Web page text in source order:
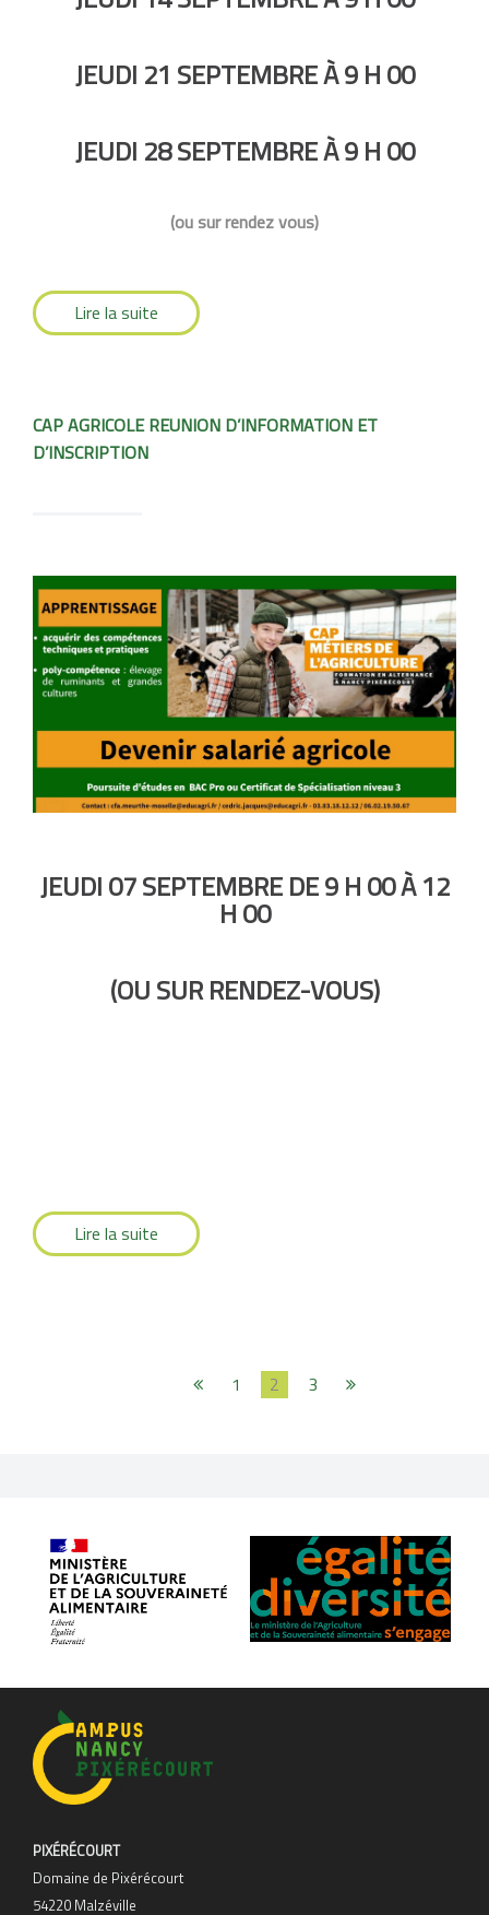
JEUDI 21 SEPTEMBRE À 9 H 00
JEUDI 28 SEPTEMBRE À 9 H 00
(ou sur rendez vous)
Lire la suite
CAP AGRICOLE REUNION D’INFORMATION ET
D’INSCRIPTION
JEUDI 07 SEPTEMBRE DE 9 H 00 À 12
H 00
(OU SUR RENDEZ-VOUS)
Lire la suite
1 2 3
PIXÉRÉCOURT
Domaine de Pixérécourt
54220 Malzéville